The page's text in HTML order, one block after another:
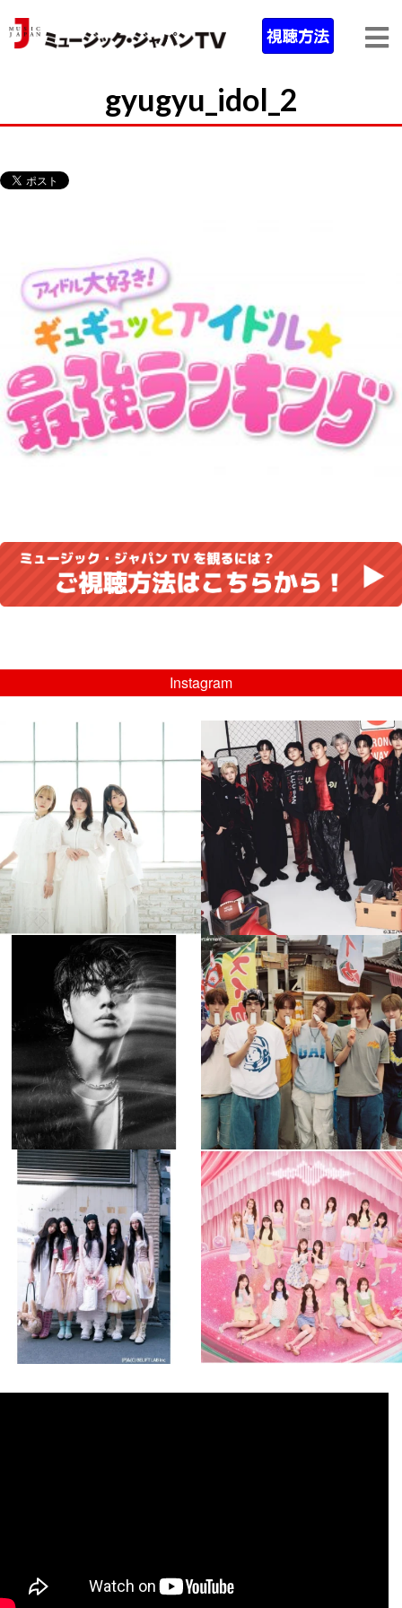
gyugyu_idol_2
Instagram
...
8月 4
4 0
musicjapantv
💡08/05(水)23:00特番放送！
...
8月 4
4 0
musicjapantv
💡8月特番放送決定！
...
8月 4
90 0
musicjapantv
💡8月特番放送決定！
...
8月 4
5 0
musicjapantv
💡8月特番放送決定！
8月 4
1 0
musicjapantv
💡8月特番放送決定！
...
8月 4
1 0